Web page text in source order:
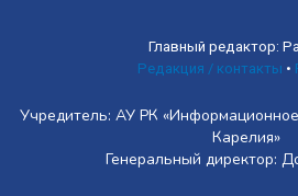
Главный редактор:
Редакция / контакты •
Учредитель: АУ РК «Информационное
Карелия»
Генеральный директор: